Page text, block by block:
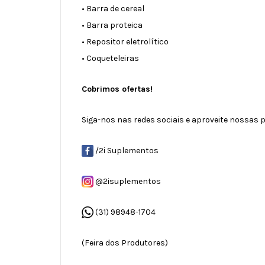
• Barra de cereal
• Barra proteica
• Repositor eletrolítico
• Coqueteleiras
Cobrimos ofertas!
Siga-nos nas redes sociais e aproveite nossas
/2i Suplementos
@2isuplementos
(31) 98948-1704
(Feira dos Produtores)